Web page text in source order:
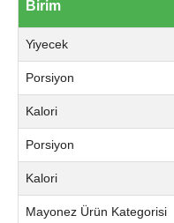
Birim
Yiyecek
Porsiyon
Kalori
Porsiyon
Kalori
Mayonez Ürün Kategorisi